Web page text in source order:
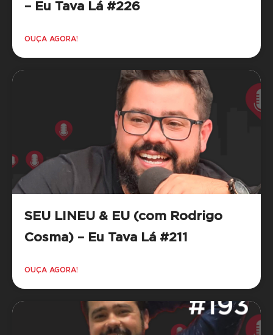
– Eu Tava Lá #226
OUÇA AGORA!
SEU LINEU & EU (com Rodrigo
Cosma) – Eu Tava Lá #211
OUÇA AGORA!